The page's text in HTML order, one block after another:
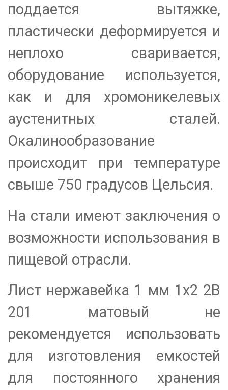
поддается вытяжке,
пластически деформируется и
неплохо сваривается,
оборудование используется,
как и для хромоникелевых
аустенитных сталей.
Окалинообразование
происходит при температуре
свыше 750 градусов Цельсия.
На стали имеют заключения о
возможности использования в
пищевой отрасли.
Лист нержавейка 1 мм 1х2 2B
201 матовый не
рекомендуется использовать
для изготовления емкостей
для постоянного хранения